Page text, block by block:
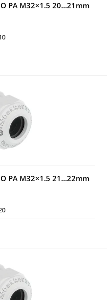
PA M32×1.5 20…21mm
PA M32×1.5 21…22mm